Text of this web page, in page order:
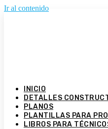
Ir al contenido
INICIO
DETALLES
PLANOS
PLANTILLAS PARA
LIBROS PARA